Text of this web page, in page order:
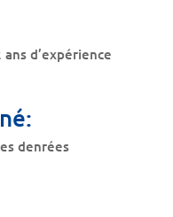
d’expérience
denrées